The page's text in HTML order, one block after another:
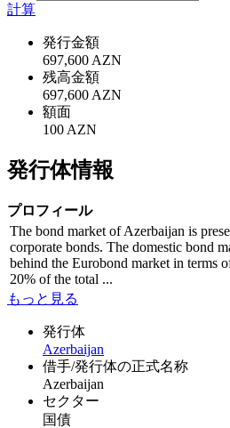
計算
発行金額
697,600 AZN
残高金額
697,600 AZN
額面
100 AZN
発行体情報
プロフィール
The bond market of Azerbaijan is
corporate bonds. The domestic bond
behind the Eurobond market in terms
20% of the total ...
もっと見る
発行体
Azerbaijan
借手/発行体の正式名称
Azerbaijan
セクター
国債